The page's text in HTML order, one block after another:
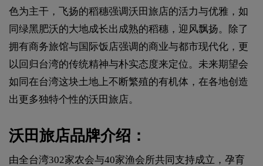
色为主干，飞扬的稻穗强调沃田旅店的活力与优雅，如
同绿黑肥沃的大地成长出成熟的稻穗，迎风飘扬。除了
拥有商务旅馆与国际饭店强调的商业与都市现代化，更
以回归台湾的传统精神与朴实态度来定位。未来期望会
如同在台湾这块土地上不断繁殖的有机体，在各地创造
出更多独特个性的沃田旅店。
沃田旅店品牌介绍：
由全台湾302家农会与40家渔会所共同支持成立，孕育